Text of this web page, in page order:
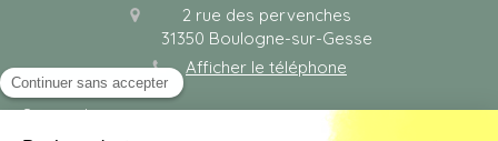
2 rue des pervenches
31350 Boulogne-sur-Gesse
Afficher le téléphone
Sur rendez-vous.